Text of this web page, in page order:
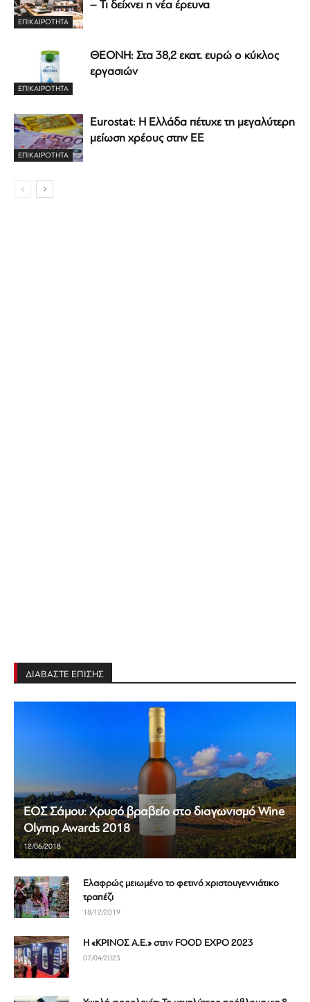
ΕΠΙΚΑΙΡΟΤΗΤΑ
– Τι δείχνει η νέα έρευνα
ΕΠΙΚΑΙΡΟΤΗΤΑ
ΘΕΟΝΗ: Στα 38,2 εκατ. ευρώ ο κύκλος
εργασιών
ΕΠΙΚΑΙΡΟΤΗΤΑ
Eurostat: Η Ελλάδα πέτυχε τη μεγαλύτερη
μείωση χρέους στην ΕΕ
ΔΙΑΒΑΣΤΕ ΕΠΙΣΗΣ
ΕΟΣ Σάμου: Χρυσό βραβείο στο διαγωνισμό Wine
Olymp Awards 2018
12/06/2018
Ελαφρώς μειωμένο το φετινό χριστουγεννιάτικο
τραπέζι
18/12/2019
Η «ΚΡΙΝΟΣ Α.Ε.» στην FOOD EXPO 2023
07/04/2023